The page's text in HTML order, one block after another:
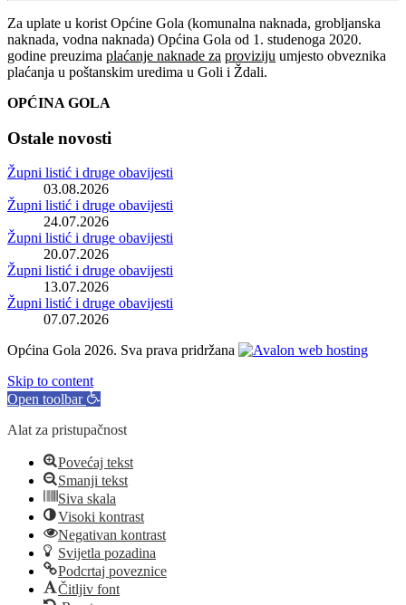
Za uplate u korist Općine Gola (komunalna naknada, grobljanska
naknada, vodna naknada) Općina Gola od 1. studenoga 2020.
godine preuzima plaćanje naknade za proviziju umjesto obveznika
plaćanja u poštanskim uredima u Goli i Ždali.
OPĆINA GOLA
Ostale novosti
Župni listić i druge obavijesti
03.08.2026
Župni listić i druge obavijesti
24.07.2026
Župni listić i druge obavijesti
20.07.2026
Župni listić i druge obavijesti
13.07.2026
Župni listić i druge obavijesti
07.07.2026
Općina Gola 2026. Sva prava pridržana
Skip to content
Open toolbar
Alat za pristupačnost
Povećaj tekst
Smanji tekst
Siva skala
Visoki kontrast
Negativan kontrast
Svijetla pozadina
Podcrtaj poveznice
Čitljiv font